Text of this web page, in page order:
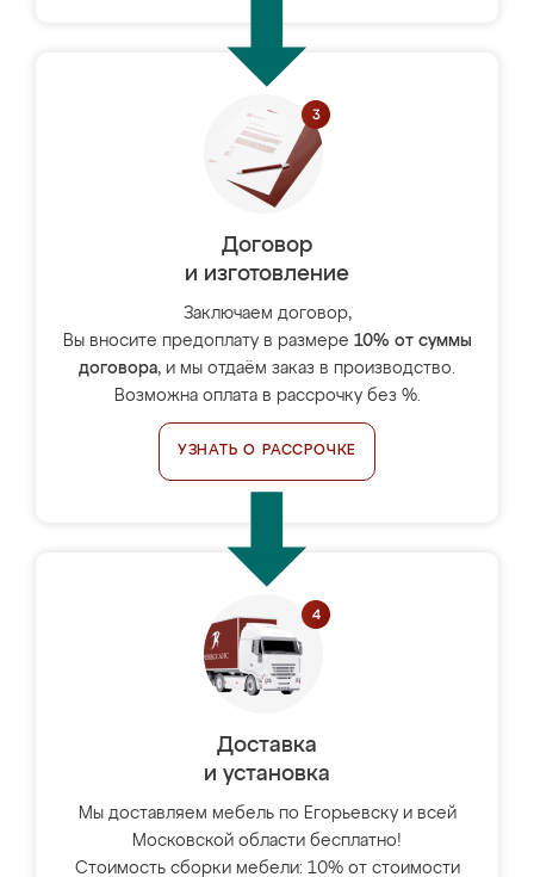
Договор
и изготовление
Заключаем договор,
Вы вносите предоплату в размере 10% от суммы
договора, и мы отдаём заказ в производство.
Возможна оплата в рассрочку без %.
УЗНАТЬ О РАССРОЧКЕ
Доставка
и установка
Мы доставляем мебель по Егорьевску и всей
Московской области бесплатно!
Стоимость сборки мебели: 10% от стоимости